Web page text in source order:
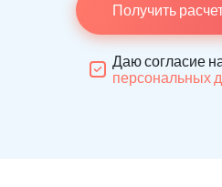
Получить
Даю согласие
персональных